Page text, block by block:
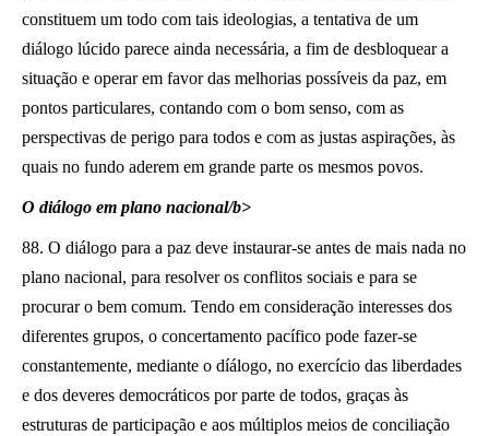
constituem um todo com tais ideologias, a tentativa de um
diálogo lúcido parece ainda necessária, a fim de desbloquear a
situação e operar em favor das melhorias possíveis da paz, em
pontos particulares, contando com o bom senso, com as
perspectivas de perigo para todos e com as justas aspirações, às
quais no fundo aderem em grande parte os mesmos povos.
O diálogo em plano nacional/b>
88. O diálogo para a paz deve instaurar-se antes de mais nada no
plano nacional, para resolver os conflitos sociais e para se
procurar o bem comum. Tendo em consideração interesses dos
diferentes grupos, o concertamento pacífico pode fazer-se
constantemente, mediante o díálogo, no exercício das liberdades
e dos deveres democráticos por parte de todos, graças às
estruturas de participação e aos múltiplos meios de conciliação